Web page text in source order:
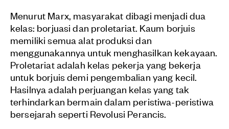
Menurut Marx, masyarakat dibagi menjadi dua
kelas: borjuasi dan proletariat. Kaum borjuis
memiliki semua alat produksi dan
menggunakannya untuk menghasilkan kekayaan.
Proletariat adalah kelas pekerja yang bekerja
untuk borjuis demi pengembalian yang kecil.
Hasilnya adalah perjuangan kelas yang tak
terhindarkan bermain dalam peristiwa-peristiwa
bersejarah seperti Revolusi Perancis.